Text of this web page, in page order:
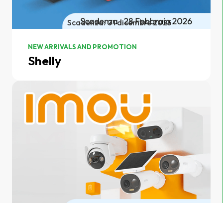
Scadenza: 01 dicembre 2025
NEW ARRIVALS AND PROMOTION
Shelly